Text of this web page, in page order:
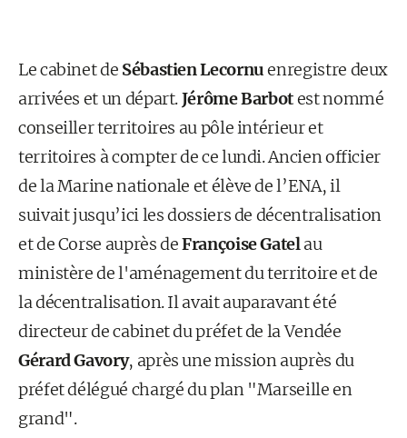
Le cabinet de Sébastien Lecornuenregistre deux
arrivées et un départ.Jérôme Barbotest nommé
conseiller territoires au pôle intérieur et
territoires à compter de ce lundi. Ancien officier
de la Marine nationale et élève de l’ENA, il
suivait jusqu’ici les dossiers de décentralisation
et de Corse auprès deFrançoise Gatelau
ministère de l'aménagement du territoire et de
la décentralisation. Il avait auparavant été
directeur de cabinet du préfet de la Vendée
Gérard Gavory, après une mission auprès du
préfet délégué chargé du plan "Marseille en
grand".